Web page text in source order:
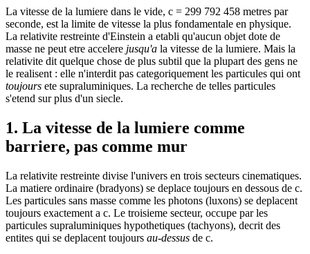
La vitesse de la lumiere dans le vide, c = 299 792 458 metres par
seconde, est la limite de vitesse la plus fondamentale en physique.
La relativite restreinte d'Einstein a etabli qu'aucun objet dote de
masse ne peut etre accelere jusqu'a la vitesse de la lumiere. Mais la
relativite dit quelque chose de plus subtil que la plupart des gens ne
le realisent : elle n'interdit pas categoriquement les particules qui ont
toujours ete supraluminiques. La recherche de telles particules
s'etend sur plus d'un siecle.
1. La vitesse de la lumiere comme
barriere, pas comme mur
La relativite restreinte divise l'univers en trois secteurs cinematiques.
La matiere ordinaire (bradyons) se deplace toujours en dessous de c.
Les particules sans masse comme les photons (luxons) se deplacent
toujours exactement a c. Le troisieme secteur, occupe par les
particules supraluminiques hypothetiques (tachyons), decrit des
entites qui se deplacent toujours au-dessus de c.